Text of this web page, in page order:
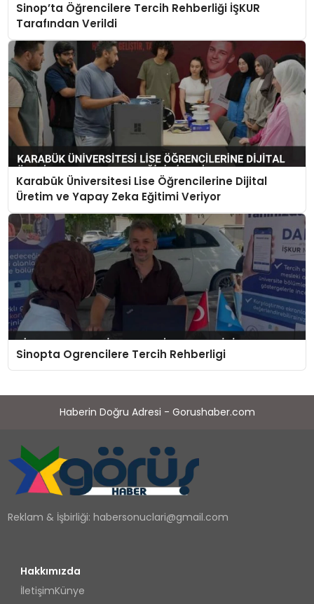
Sinop’ta Öğrencilere Tercih Rehberliği İŞKUR
Tarafından Verildi
Karabük Üniversitesi Lise Öğrencilerine Dijital
Üretim ve Yapay Zeka Eğitimi Veriyor
Sinopta Ogrencilere Tercih Rehberligi
Haberin Doğru Adresi - Gorushaber.com
Reklam & İşbirliği:habersonuclari@gmail.com
Hakkımızda
İletişimKünye